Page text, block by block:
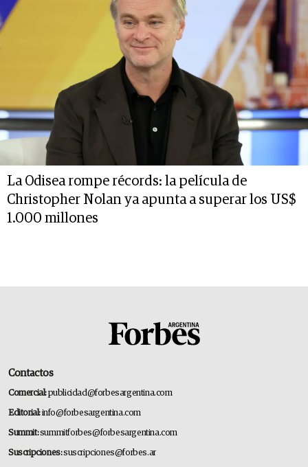
La Odisea rompe récords: la película de
Christopher Nolan ya apunta a superar los US$
1.000 millones
Contactos
Comercial:publicidad@forbesargentina.com
Editorial:info@forbesargentina.com
Summit:summitforbes@forbesargentina.com
Suscripciones:suscripciones@forbes.ar